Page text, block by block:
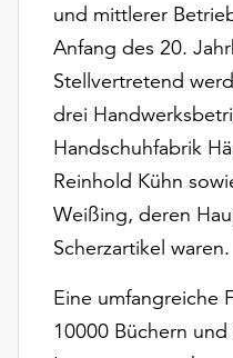
und mittlerer
Anfang des 20.
Stellvertretend
drei
Handschuhfabrik
Reinhold Kühn
Weißing, deren
Scherzartikel waren.
Eine umfangreiche
10000 Büchern